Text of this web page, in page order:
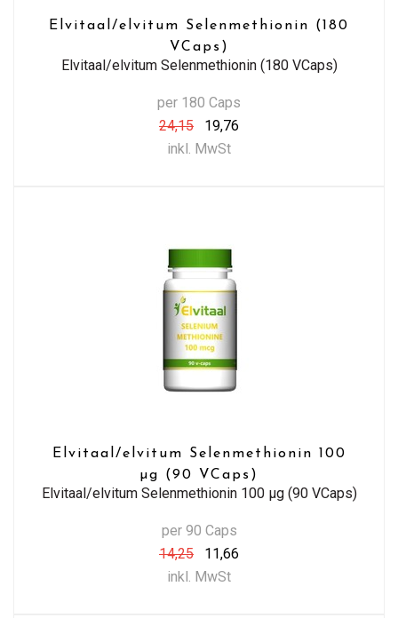
Elvitaal/elvitum Selenmethionin (180
VCaps)
Elvitaal/elvitum Selenmethionin (180 VCaps)
per 180 Caps
24,15
19,76
inkl. MwSt
Elvitaal/elvitum Selenmethionin 100
µg (90 VCaps)
Elvitaal/elvitum Selenmethionin 100 µg (90 VCaps)
per 90 Caps
14,25
11,66
inkl. MwSt